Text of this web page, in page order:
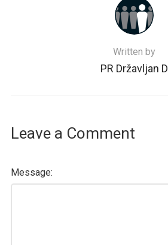
Written by
PR Državljan D
Leave a Comment
Message: